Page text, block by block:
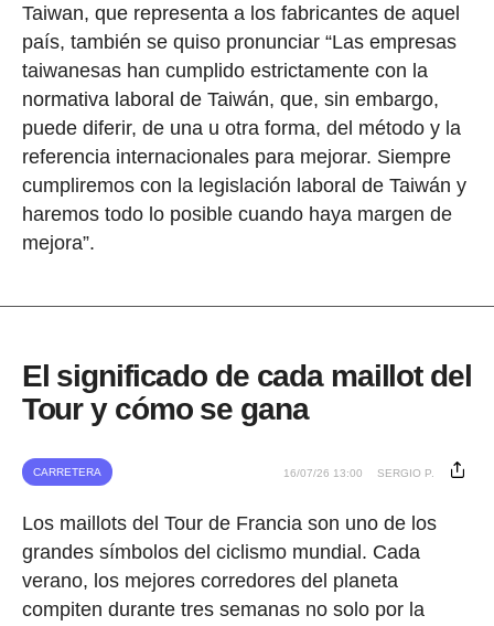
Taiwan, que representa a los fabricantes de aquel
país, también se quiso pronunciar “Las empresas
taiwanesas han cumplido estrictamente con la
normativa laboral de Taiwán, que, sin embargo,
puede diferir, de una u otra forma, del método y la
referencia internacionales para mejorar. Siempre
cumpliremos con la legislación laboral de Taiwán y
haremos todo lo posible cuando haya margen de
mejora”.
El significado de cada maillot del
Tour y cómo se gana
CARRETERA 16/07/26 13:00 SERGIO P.
Los maillots del Tour de Francia son uno de los
grandes símbolos del ciclismo mundial. Cada
verano, los mejores corredores del planeta
compiten durante tres semanas no solo por la